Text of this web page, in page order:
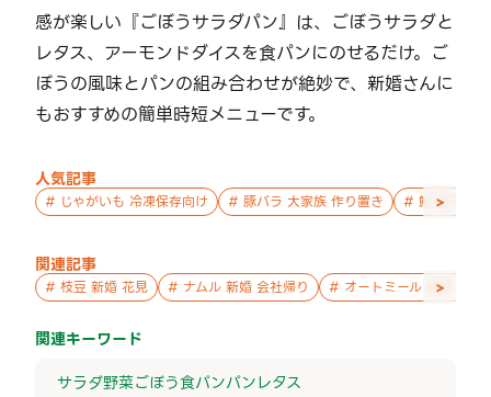
感が楽しい『ごぼうサラダパン』は、ごぼうサラダと
レタス、アーモンドダイスを食パンにのせるだけ。ご
ぼうの風味とパンの組み合わせが絶妙で、新婚さんに
もおすすめの簡単時短メニューです。
人気記事
# じゃがいも 冷凍保存向け # 豚バラ 大家族 作り置き # 鮭 親子 作
>
関連記事
# 枝豆 新婚 花見 # ナムル 新婚 会社帰り # オートミール 新婚 パー
>
関連キーワード
サラダ野菜ごぼう食パンパンレタス